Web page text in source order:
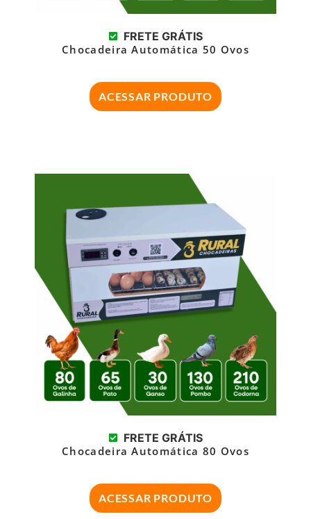
FRETE GRÁTIS
Chocadeira Automática 50 Ovos
ACESSAR PRODUTO
FRETE GRÁTIS
Chocadeira Automática 80 Ovos
ACESSAR PRODUTO